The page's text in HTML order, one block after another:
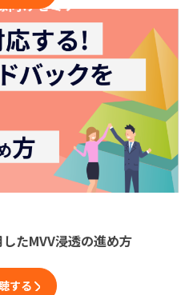
たMVV浸透の進め方
する